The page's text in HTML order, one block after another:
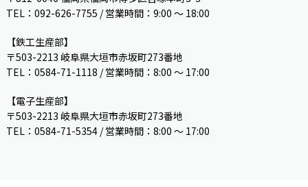
TEL：092-626-7755 / 営業時間：9:00 〜 18:00
【鉄工生産部】
〒503-2213 岐阜県大垣市赤坂町273番地
TEL：0584-71-1118 / 営業時間：8:00 ～ 17:00
【電子生産部】
〒503-2213 岐阜県大垣市赤坂町273番地
TEL：0584-71-5354 / 営業時間：8:00 〜 17:00